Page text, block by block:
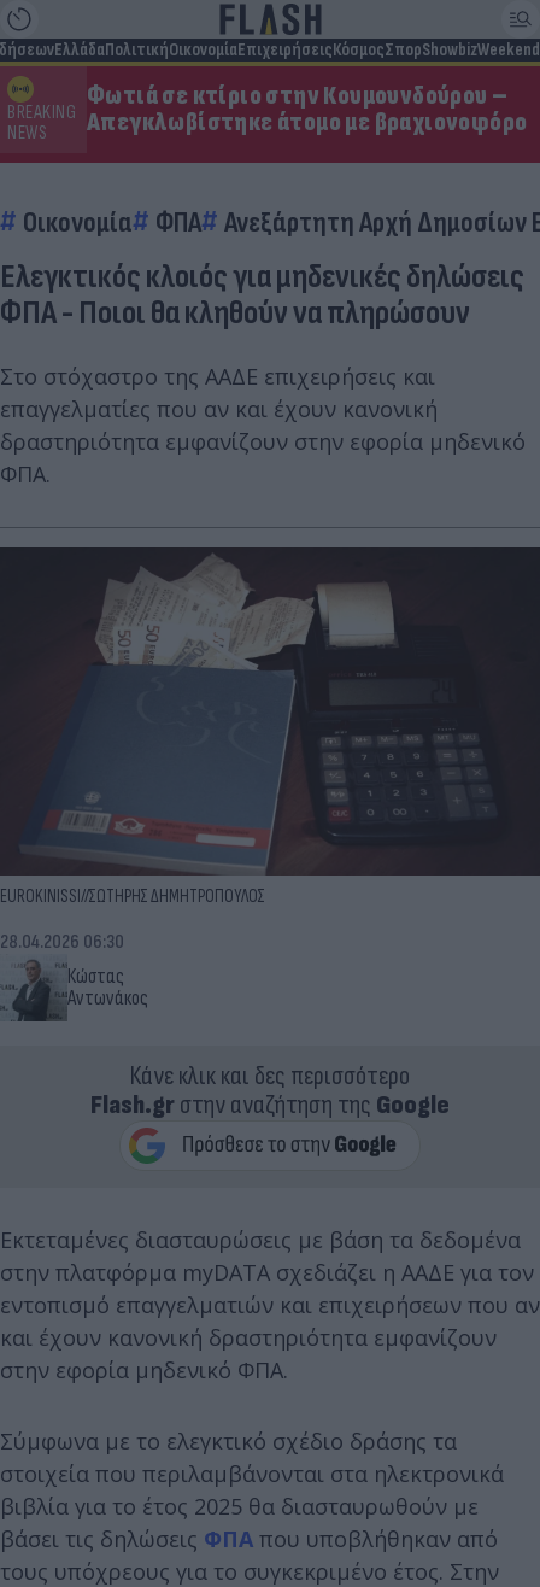
ΕλλάδαΠολιτικήΟικονομίαΕπιχειρήσειςΚόσμοςΣπορShowbizWeekend
BREAKING
NEWS
Φωτιά σε κτίριο στην Κουμουνδούρου –
Απεγκλωβίστηκε άτομο με βραχιονοφόρο
Οικονομία ΦΠΑ Ανεξάρτητη Αρχή Δημοσίων
Ελεγκτικός κλοιός για μηδενικές δηλώσεις
ΦΠΑ - Ποιοι θα κληθούν να πληρώσουν
Στο στόχαστρο της ΑΑΔΕ επιχειρήσεις και
επαγγελματίες που αν και έχουν κανονική
δραστηριότητα εμφανίζουν στην εφορία μηδενικό
ΦΠΑ.
EUROKINISSI//ΣΩΤΗΡΗΣ ΔΗΜΗΤΡΟΠΟΥΛΟΣ
Κώστας
Αντωνάκος
28.04.2026 06:30
Κάνε κλικ και δες περισσότερο
Flash.grστην αναζήτηση της Google
Εκτεταμένες διασταυρώσεις με βάση τα δεδομένα
στην πλατφόρμα myDATA σχεδιάζει η ΑΑΔΕ για τον
εντοπισμό επαγγελματιών και επιχειρήσεων που αν
και έχουν κανονική δραστηριότητα εμφανίζουν
στην εφορία μηδενικό ΦΠΑ.
Σύμφωνα με το ελεγκτικό σχέδιο δράσης τα
στοιχεία που περιλαμβάνονται στα ηλεκτρονικά
βιβλία για το έτος 2025 θα διασταυρωθούν με
βάσει τις δηλώσεις ΦΠΑ που υποβλήθηκαν από
τους υπόχρεους για το συγκεκριμένο έτος. Στην